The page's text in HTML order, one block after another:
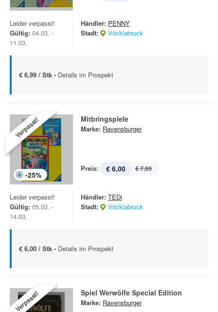
Leider verpasst!
Gültig: 04.03. -
11.03.
Händler: PENNY
Stadt:
Vöcklabruck
€ 6,99 / Stk - Details im Prospekt
Verpasst!
-25%
Mitbringspiele
Marke: Ravensburger
Preis: € 6,00 € 7,99
Leider verpasst!
Gültig: 05.03. -
14.03.
Händler: TEDi
Stadt:
Vöcklabruck
€ 6,00 / Stk - Details im Prospekt
Verpasst! Spiel Werwölfe Special Edition
Marke: Ravensburger